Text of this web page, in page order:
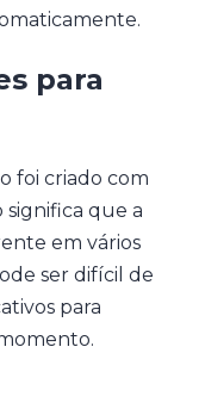
para
foi criado com
significa que a
em vários
ser difícil de
para